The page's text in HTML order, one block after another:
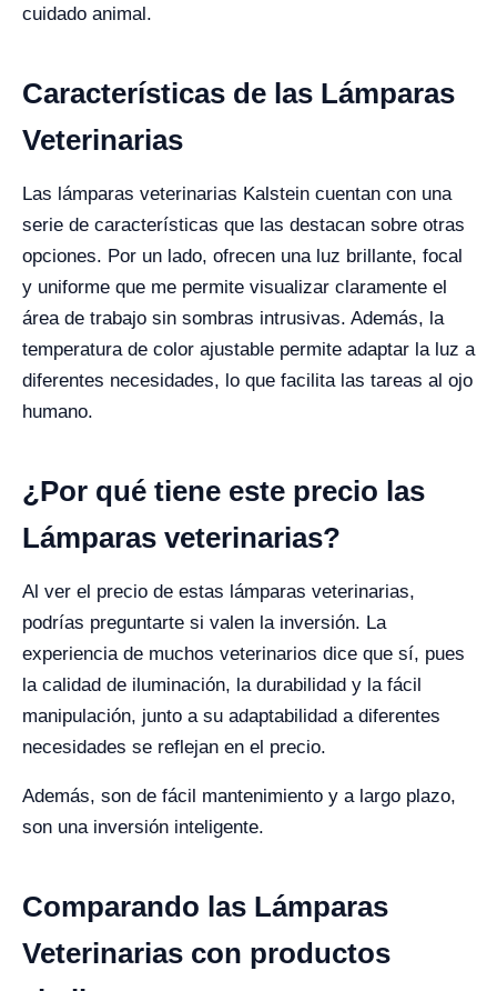
cuidado animal.
Características de las Lámparas
Veterinarias
Las lámparas veterinarias Kalstein cuentan con una
serie de características que las destacan sobre otras
opciones. Por un lado, ofrecen una luz brillante, focal
y uniforme que me permite visualizar claramente el
área de trabajo sin sombras intrusivas. Además, la
temperatura de color ajustable permite adaptar la luz a
diferentes necesidades, lo que facilita las tareas al ojo
humano.
¿Por qué tiene este precio las
Lámparas veterinarias?
Al ver el precio de estas lámparas veterinarias,
podrías preguntarte si valen la inversión. La
experiencia de muchos veterinarios dice que sí, pues
la calidad de iluminación, la durabilidad y la fácil
manipulación, junto a su adaptabilidad a diferentes
necesidades se reflejan en el precio.
Además, son de fácil mantenimiento y a largo plazo,
son una inversión inteligente.
Comparando las Lámparas
Veterinarias con productos